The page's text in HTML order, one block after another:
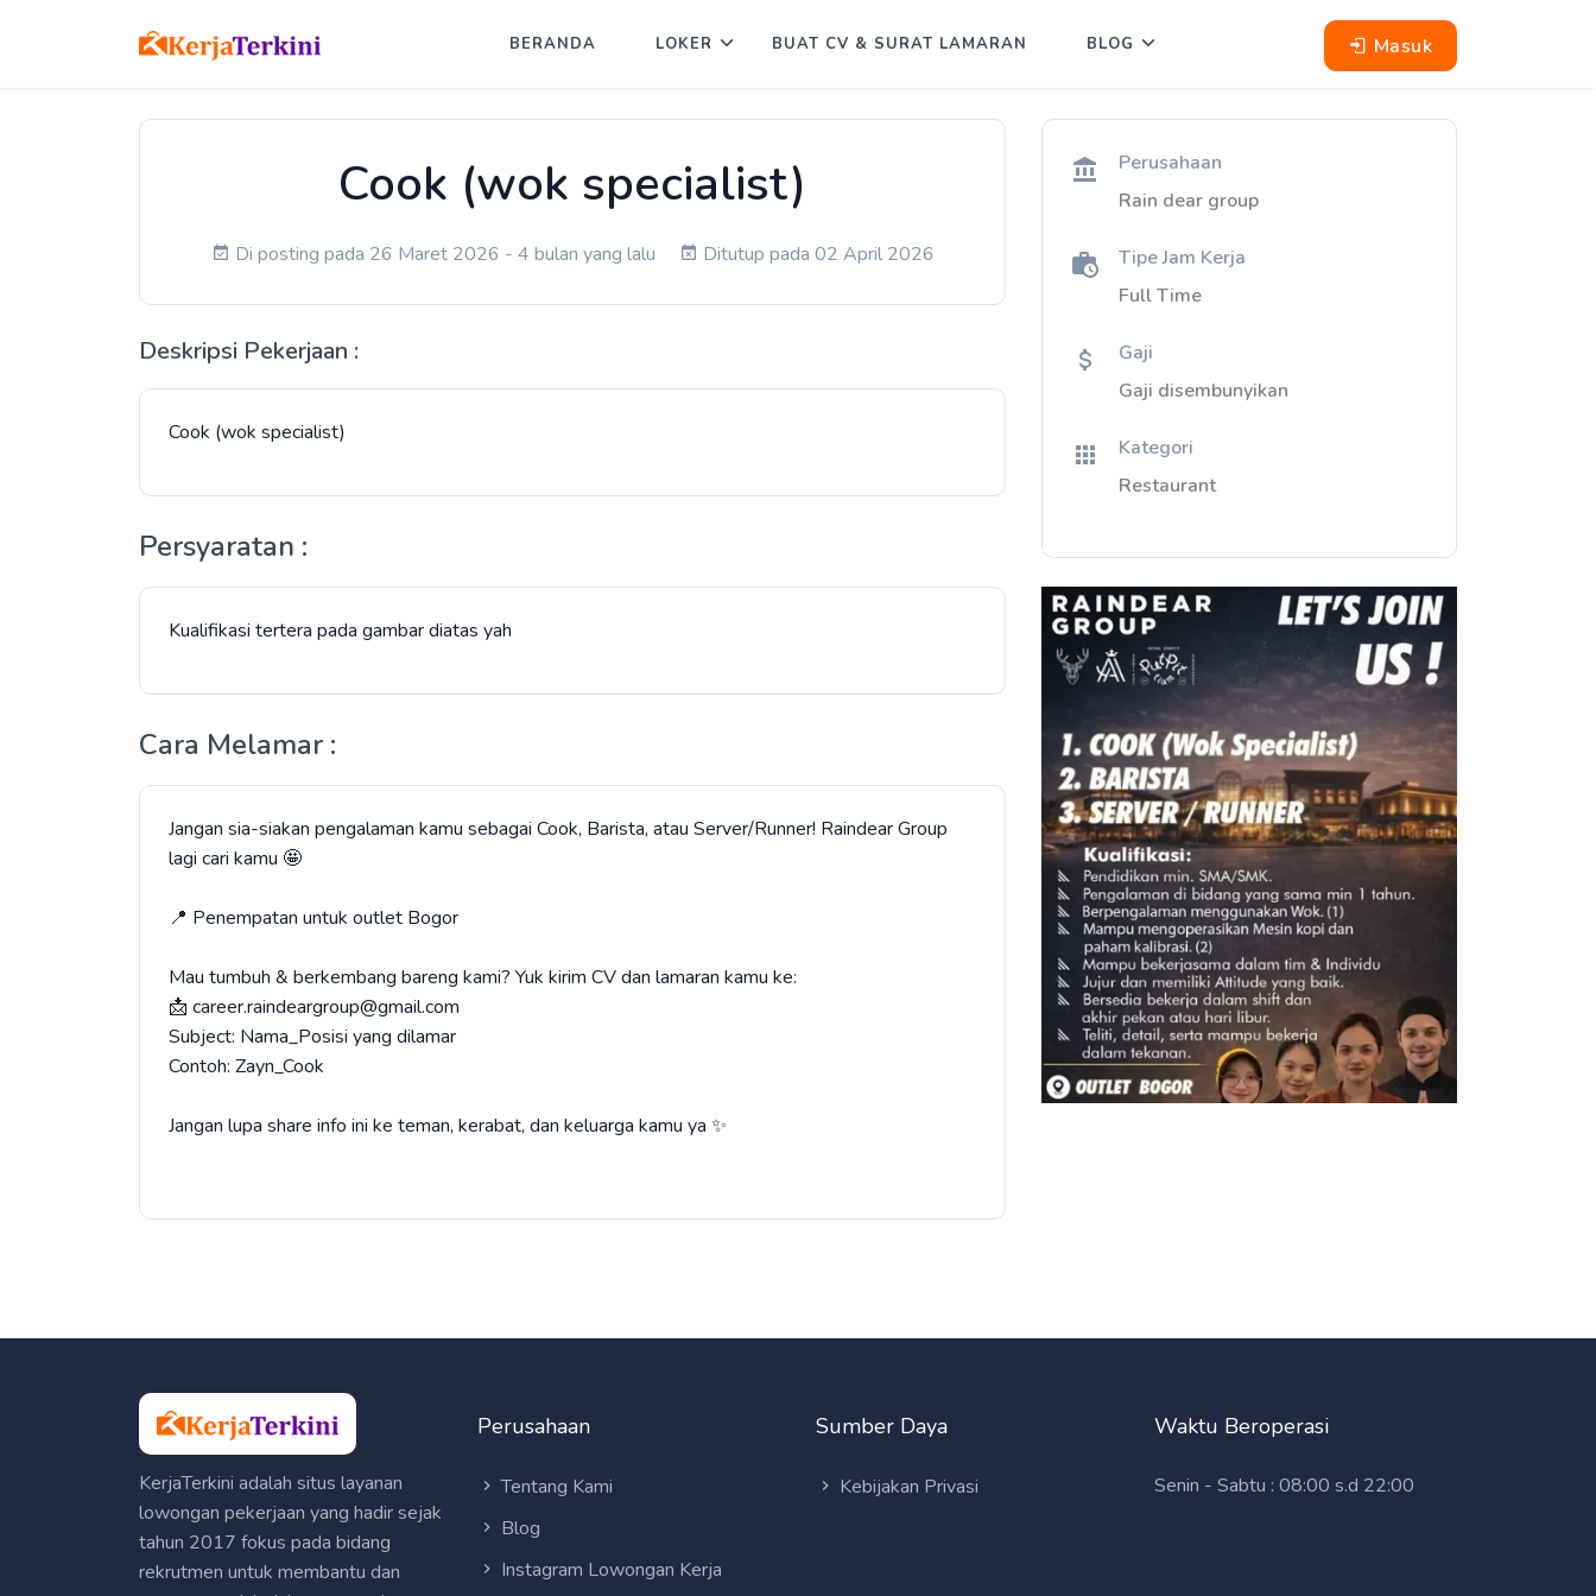
Masuk
BERANDA LOKER BUAT CV & SURAT LAMARAN BLOG
Cook (wok specialist)
Di posting pada 26 Maret 2026 - 4 bulan yang lalu Ditutup pada 02 April 2026
Deskripsi Pekerjaan :
Cook (wok specialist)
Persyaratan :
Kualifikasi tertera pada gambar diatas yah
Cara Melamar :
Jangan sia-siakan pengalaman kamu sebagai Cook, Barista, atau Server/Runner! Raindear Group
lagi cari kamu 🤩
📍 Penempatan untuk outlet Bogor
Mau tumbuh & berkembang bareng kami? Yuk kirim CV dan lamaran kamu ke:
📩 career.raindeargroup@gmail.com
Subject: Nama_Posisi yang dilamar
Contoh: Zayn_Cook
Jangan lupa share info ini ke teman, kerabat, dan keluarga kamu ya ✨
Perusahaan
Rain dear group
Tipe Jam Kerja
Full Time
Gaji
Gaji disembunyikan
Kategori
Restaurant
KerjaTerkini adalah situs layanan
lowongan pekerjaan yang hadir sejak
tahun 2017 fokus pada bidang
rekrutmen untuk membantu dan
Perusahaan
Tentang Kami
Blog
Instagram Lowongan Kerja
Sumber Daya
Kebijakan Privasi
Waktu Beroperasi
Senin - Sabtu : 08:00 s.d 22:00